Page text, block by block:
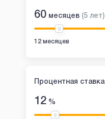
60 месяцев (5 лет)
12 месяцев
Процентная ставка
12%